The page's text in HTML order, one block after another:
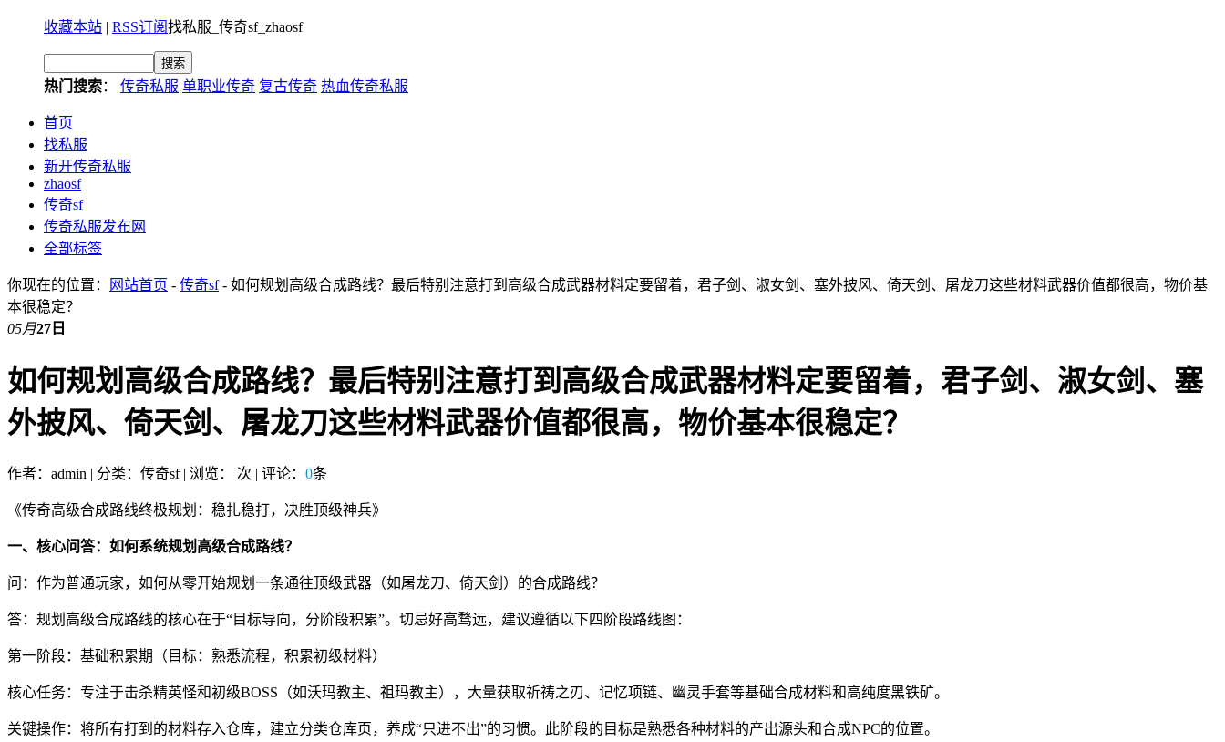
收藏本站 | RSS订阅找私服_传奇sf_zhaosf
热门搜索： 传奇私服 单职业传奇 复古传奇 热血传奇私服
首页
找私服
新开传奇私服
zhaosf
传奇sf
传奇私服发布网
全部标签
你现在的位置： 网站首页 - 传奇sf- 如何规划高级合成路线？最后特别注意打到高级合成武器材料定要留着，君子剑、淑女剑、塞外披风、倚天剑、屠龙刀这些材料武器价值都很高，物价基
本很稳定？
05月27日
如何规划高级合成路线？最后特别注意打到高级合成武器材料定要留着，君子剑、淑女剑、塞
外披风、倚天剑、屠龙刀这些材料武器价值都很高，物价基本很稳定？
作者：admin | 分类：传奇sf | 浏览： 次 | 评论： 0条
《传奇高级合成路线终极规划：稳扎稳打，决胜顶级神兵》
一、核心问答：如何系统规划高级合成路线？
问：作为普通玩家，如何从零开始规划一条通往顶级武器（如屠龙刀、倚天剑）的合成路线？
答：规划高级合成路线的核心在于“目标导向，分阶段积累”。切忌好高骛远，建议遵循以下四阶段路线图：
第一阶段：基础积累期（目标：熟悉流程，积累初级材料）
核心任务：专注于击杀精英怪和初级BOSS（如沃玛教主、祖玛教主），大量获取祈祷之刃、记忆项链、幽灵手套等基础合成材料和高纯度黑铁矿。
关键操作：将所有打到的材料存入仓库，建立分类仓库页，养成“只进不出”的习惯。此阶段的目标是熟悉各种材料的产出源头和合成NPC的位置。